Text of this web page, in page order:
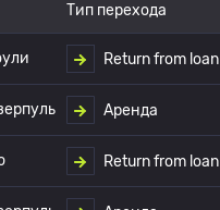
Тип перехода
Return from loan
Аренда
Return from loan